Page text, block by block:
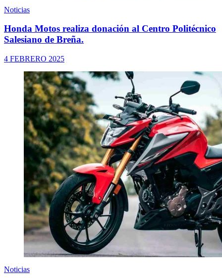
Noticias
Honda Motos realiza donación al Centro Politécnico
Salesiano de Breña.
4 FEBRERO 2025
Noticias